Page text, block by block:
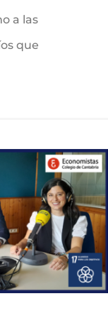
a las
que